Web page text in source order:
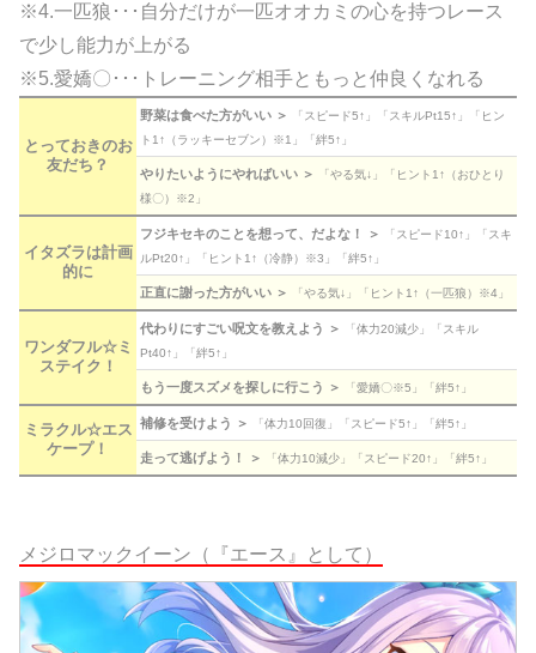
※4.一匹狼･･･自分だけが一匹オオカミの心を持つレース
で少し能力が上がる
※5.愛嬌〇･･･トレーニング相手ともっと仲良くなれる
とっておきのお
友だち？
野菜は食べた方がいい ＞
「スピード5↑」「スキルPt15↑」「ヒン
ト1↑（ラッキーセブン）※1」「絆5↑」
やりたいようにやればいい ＞
「やる気↓」「ヒント1↑（おひとり
様〇）※2」
イタズラは計画
的に
フジキセキのことを想って、だよな！ ＞
「スピード10↑」「スキ
ルPt20↑」「ヒント1↑（冷静）※3」「絆5↑」
正直に謝った方がいい ＞ 「やる気↓」「ヒント1↑（一匹狼）※4」
ワンダフル☆ミ
ステイク！
代わりにすごい呪文を教えよう ＞
「体力20減少」「スキル
Pt40↑」「絆5↑」
もう一度スズメを探しに行こう ＞ 「愛嬌〇※5」「絆5↑」
ミラクル☆エス
ケープ！
補修を受けよう ＞ 「体力10回復」「スピード5↑」「絆5↑」
走って逃げよう！ ＞ 「体力10減少」「スピード20↑」「絆5↑」
メジロマックイーン（『エース』として）